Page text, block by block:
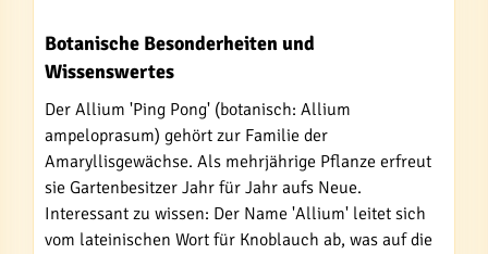
Botanische Besonderheiten und
Wissenswertes
Der Allium 'Ping Pong' (botanisch: Allium
ampeloprasum) gehört zur Familie der
Amaryllisgewächse. Als mehrjährige Pflanze erfreut
sie Gartenbesitzer Jahr für Jahr aufs Neue.
Interessant zu wissen: Der Name 'Allium' leitet sich
vom lateinischen Wort für Knoblauch ab, was auf die